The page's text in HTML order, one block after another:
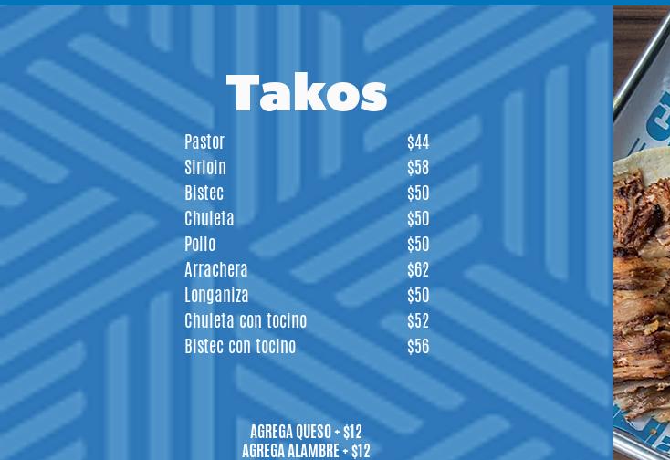
Takos
Pastor
Sirloin
Bistec
Chuleta
Pollo
Arrachera
Longaniza
Chuleta con tocino
Bistec con tocino
$44
$58
$50
$50
$50
$62
$50
$52
$56
AGREGA QUESO + $12
AGREGA ALAMBRE + $12